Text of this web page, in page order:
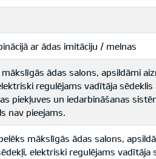
ar ādas imitāciju / melnas
ādas salons, apsildāmi
regulējams vadītāja
piekļuves un iedarbināšanas
nav pieejams.
mākslīgās ādas salons,
elektriski regulējams vadītāja